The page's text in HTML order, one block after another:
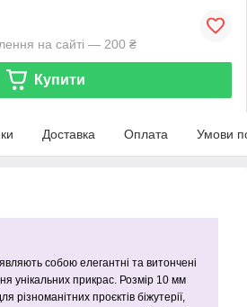
на сайті — 200 ₴
Купити
Доставка Оплата Умови
собою елегантні та витончені
унікальних прикрас. Розмір 10 мм
різноманітних проєктів біжутерії,